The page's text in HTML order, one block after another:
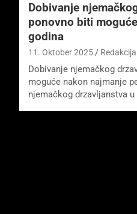
Dobivanje
ponovno biti
godina
11. Oktober 2025 Redakcija
Dobivanje njemačkog
moguće nakon najmanje
njemačkog drzavljanstva